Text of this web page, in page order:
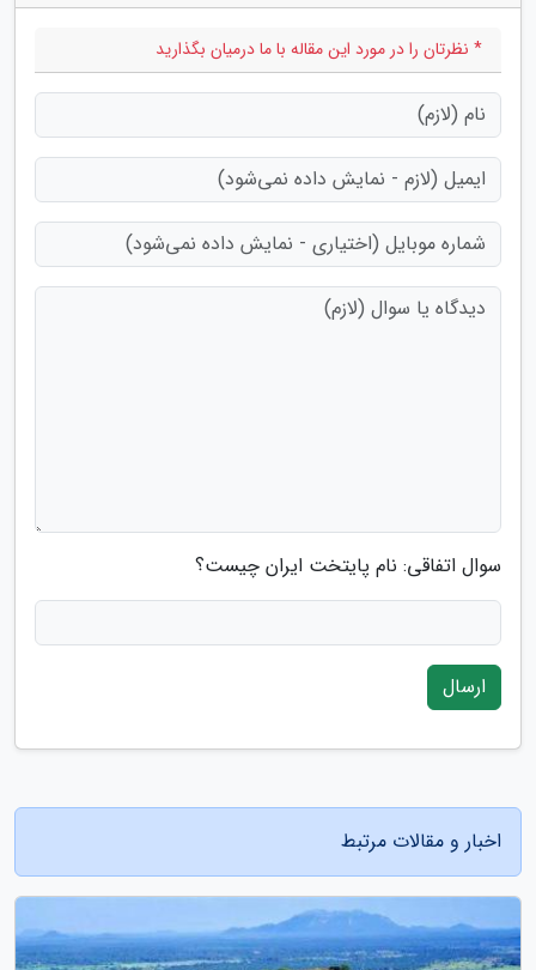
* نظرتان را در مورد این مقاله با ما درمیان بگذارید
سوال اتفاقی: نام پایتخت ایران چیست؟
ارسال
اخبار و مقالات مرتبط